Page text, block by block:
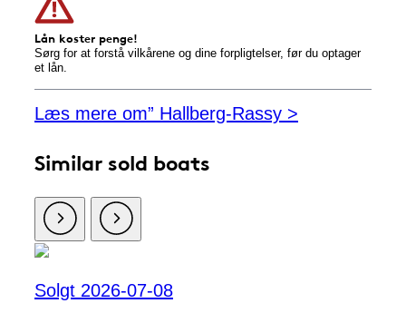
Lån koster penge!
Sørg for at forstå vilkårene og dine forpligtelser, før du optager
et lån.
Læs mere om” Hallberg-Rassy >
Similar sold boats
Solgt 2026-07-08